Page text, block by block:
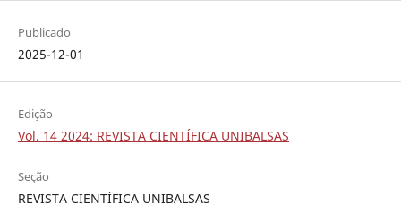
Publicado
2025-12-01
Edição
Vol. 14 2024: REVISTA CIENTÍFICA UNIBALSAS
Seção
REVISTA CIENTÍFICA UNIBALSAS